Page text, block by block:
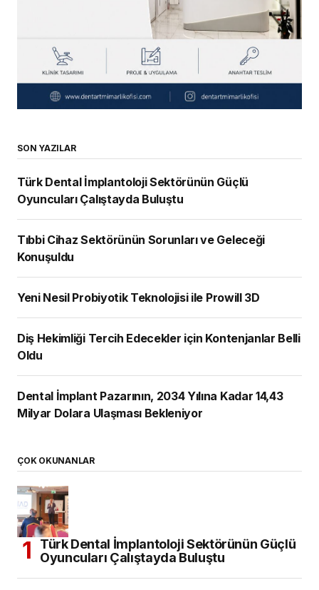
SON YAZILAR
Türk Dental İmplantoloji Sektörünün Güçlü
Oyuncuları Çalıştayda Buluştu
Tıbbi Cihaz Sektörünün Sorunları ve Geleceği
Konuşuldu
Yeni Nesil Probiyotik Teknolojisi ile Prowill 3D
Diş Hekimliği Tercih Edecekler için Kontenjanlar Belli
Oldu
Dental İmplant Pazarının, 2034 Yılına Kadar 14,43
Milyar Dolara Ulaşması Bekleniyor
ÇOK OKUNANLAR
Türk Dental İmplantoloji Sektörünün Güçlü
Oyuncuları Çalıştayda Buluştu